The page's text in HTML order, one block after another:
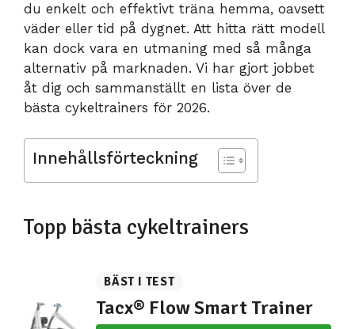
du enkelt och effektivt träna hemma, oavsett
väder eller tid på dygnet. Att hitta rätt modell
kan dock vara en utmaning med så många
alternativ på marknaden. Vi har gjort jobbet
åt dig och sammanställt en lista över de
bästa cykeltrainers för 2026.
Innehållsförteckning
Topp bästa cykeltrainers
BÄST I TEST
Tacx® Flow Smart Trainer